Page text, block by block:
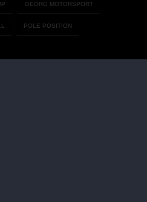
GEORG MOTORSPORT
POLE POSITION